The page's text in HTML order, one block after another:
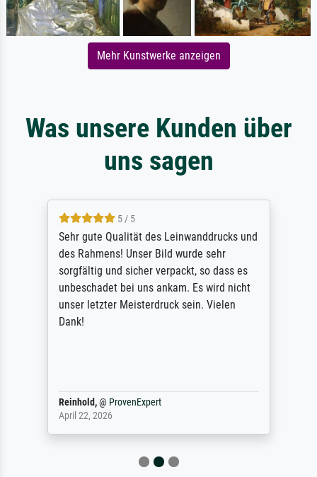
Mehr Kunstwerke anzeigen
Was unsere Kunden über
uns sagen
5 / 5
Sehr gute Qualität des Leinwanddrucks und
des Rahmens! Unser Bild wurde sehr
sorgfältig und sicher verpackt, so dass es
unbeschadet bei uns ankam. Es wird nicht
unser letzter Meisterdruck sein. Vielen
Dank!
Reinhold,@ ProvenExpert
April 22, 2026